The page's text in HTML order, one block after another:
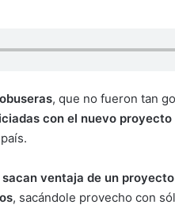
, que no fueron tan
con el nuevo proyecto
ventaja de un
, sacándole provecho con